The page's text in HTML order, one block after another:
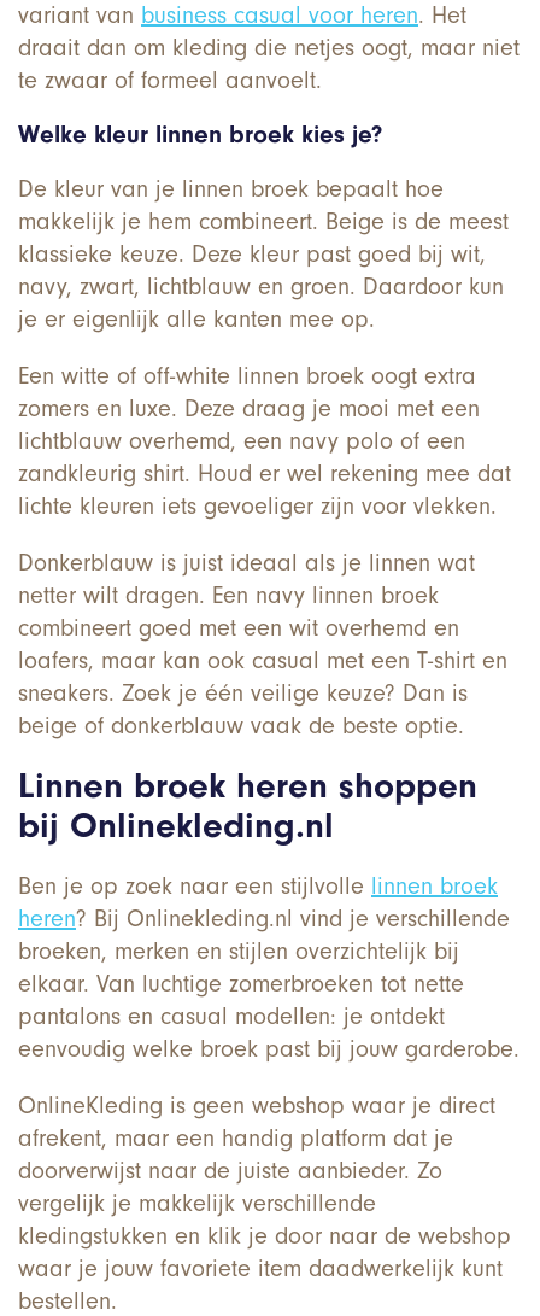
variant van business casual voor heren. Het
draait dan om kleding die netjes oogt, maar niet
te zwaar of formeel aanvoelt.
Welke kleur linnen broek kies je?
De kleur van je linnen broek bepaalt hoe
makkelijk je hem combineert. Beige is de meest
klassieke keuze. Deze kleur past goed bij wit,
navy, zwart, lichtblauw en groen. Daardoor kun
je er eigenlijk alle kanten mee op.
Een witte of off-white linnen broek oogt extra
zomers en luxe. Deze draag je mooi met een
lichtblauw overhemd, een navy polo of een
zandkleurig shirt. Houd er wel rekening mee dat
lichte kleuren iets gevoeliger zijn voor vlekken.
Donkerblauw is juist ideaal als je linnen wat
netter wilt dragen. Een navy linnen broek
combineert goed met een wit overhemd en
loafers, maar kan ook casual met een T-shirt en
sneakers. Zoek je één veilige keuze? Dan is
beige of donkerblauw vaak de beste optie.
Linnen broek heren shoppen
bij Onlinekleding.nl
Ben je op zoek naar een stijlvolle linnen broek
heren? Bij Onlinekleding.nl vind je verschillende
broeken, merken en stijlen overzichtelijk bij
elkaar. Van luchtige zomerbroeken tot nette
pantalons en casual modellen: je ontdekt
eenvoudig welke broek past bij jouw garderobe.
OnlineKleding is geen webshop waar je direct
afrekent, maar een handig platform dat je
doorverwijst naar de juiste aanbieder. Zo
vergelijk je makkelijk verschillende
kledingstukken en klik je door naar de webshop
waar je jouw favoriete item daadwerkelijk kunt
bestellen.